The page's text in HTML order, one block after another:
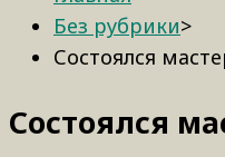
Без рубрики>
Состоялся
Состоялся